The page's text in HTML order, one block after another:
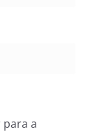
para a